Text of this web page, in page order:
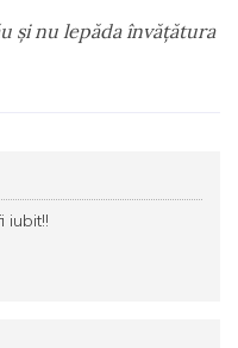
şi nu lepăda învăţătura
iubit!!